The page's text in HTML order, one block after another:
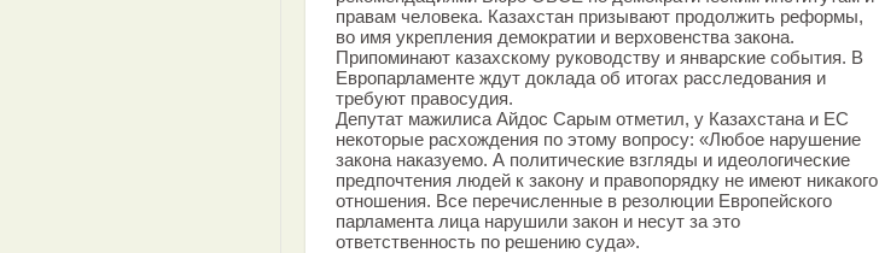
правам человека. Казахстан призывают продолжить реформы,
во имя укрепления демократии и верховенства закона.
Припоминают казахскому руководству и январские события. В
Европарламенте ждут доклада об итогах расследования и
требуют правосудия.
Депутат мажилиса Айдос Сарым отметил, у Казахстана и ЕС
некоторые расхождения по этому вопросу: «Любое нарушение
закона наказуемо. А политические взгляды и идеологические
предпочтения людей к закону и правопорядку не имеют никакого
отношения. Все перечисленные в резолюции Европейского
парламента лица нарушили закон и несут за это
ответственность по решению суда».